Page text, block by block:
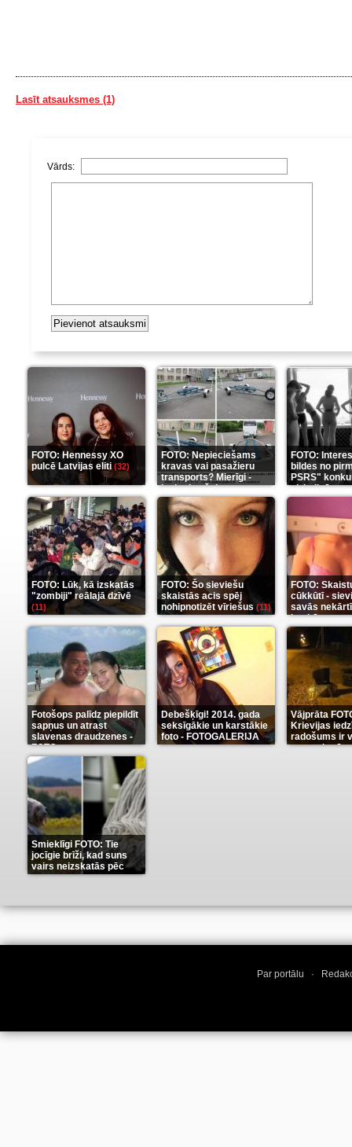
Lasīt atsauksmes (1)
Vārds:
FOTO: Hennessy XO
pulcē Latvijas eliti(32)
FOTO: Nepieciešams
kravas vai pasažieru
transports? Mierīgi -
ieskaties šeit(35)
FOTO:
bildes no
PSRS"
aizkulisēm
FOTO: Lūk, kā izskatās
"zombiji" reālajā dzīvē
(11)
FOTO: Šo sieviešu
skaistās acis spēj
nohipnotizēt vīriešus (11)
FOTO:
cūkkūtī -
savās
istabās(12)
Fotošops palīdz piepildīt
sapņus un atrast
slavenas draudzenes -
FOTO(13)
Debešķīgi! 2014. gada
seksīgākie un karstākie
foto - FOTOGALERIJA
(9)
Vājprāta
Krievijas
radošums ir
Smieklīgi FOTO: Tie
jocīgie brīži, kad suns
vairs neizskatās pēc
suņa(11)
Par portālu ·